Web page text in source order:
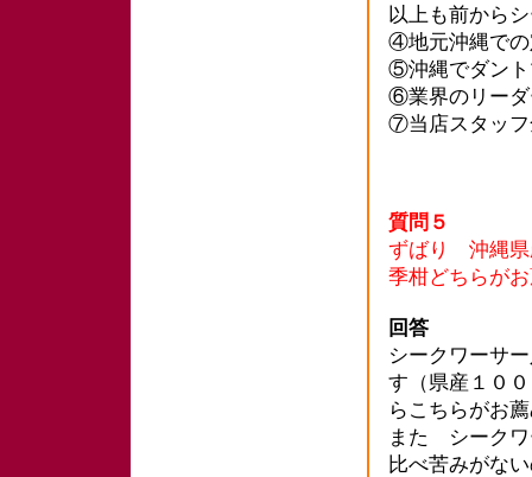
以上も前から
④地元沖縄での
⑤沖縄でダン
⑥業界のリーダ
⑦当店スタッ
質問５
ずばり 沖縄県
季柑どちらが
回答
シークワーサ
す（県産１０
らこちらがお
また シークワ
比べ苦みがな